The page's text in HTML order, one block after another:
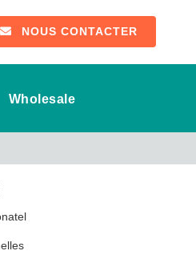
NOUS CONTACTER
Wholesale